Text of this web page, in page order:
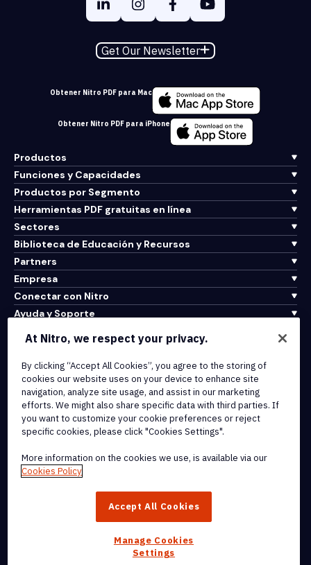
Get Our Newsletter
Obtener Nitro PDF para Mac
Obtener Nitro PDF para iPhone
Productos
Funciones y Capacidades
Productos por Segmento
Herramientas PDF gratuitas en línea
Sectores
Biblioteca de Educación y Recursos
Partners
Empresa
Conectar con Nitro
Ayuda y Soporte
Terms of Service
Cookie Policy
Copyright Policy
All Terms & Policies
trademarks, of Nitro Software, Inc. or its affiliates in the United
At Nitro, we respect your privacy.
By clicking “Accept All Cookies”, you agree to the storing of
cookies our website uses on your device to enhance site
navigation, analyze site usage, and assist in our marketing
efforts. We might also share specific data with third parties. If
you want to customize your cookie preferences or reject
specific cookies, please click "Cookies Settings".
More information on the cookies we use, is available via our
Cookies Policy
Accept All Cookies
Manage Cookies
Settings